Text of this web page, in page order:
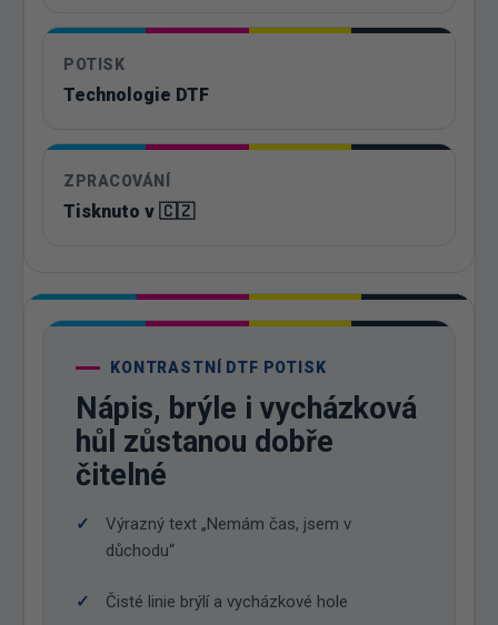
POTISK
Technologie DTF
ZPRACOVÁNÍ
Tisknuto v 🇨🇿
KONTRASTNÍ DTF POTISK
Nápis, brýle i vycházková
hůl zůstanou dobře
čitelné
Výrazný text „Nemám čas, jsem v
důchodu“
Čisté linie brýlí a vycházkové hole